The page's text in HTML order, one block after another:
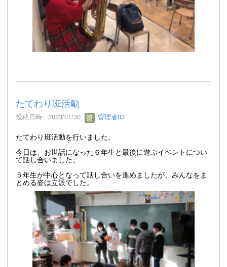
たてわり班活動
投稿日時 : 2023/01/30 管理者03
たてわり班活動を行いました。
今日は、お世話になった６年生と最後に遊ぶイベントについ
て話し合いました。
５年生が中心となって話し合いを進めましたが、みんなをま
とめる姿は立派でした。